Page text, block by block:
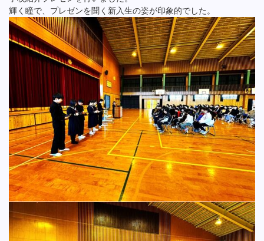
輝く瞳で、プレゼンを聞く新入生の姿が印象的でした。